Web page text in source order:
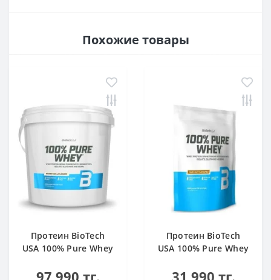
Похожие товары
Протеин BioTech
USA 100% Pure Whey
g
97 990 тг.
Протеин BioTech
USA 100% Pure Whey
31 990 тг.